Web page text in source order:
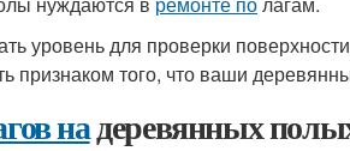
уровень для проверки
признаком того, что ваши
надеревянных